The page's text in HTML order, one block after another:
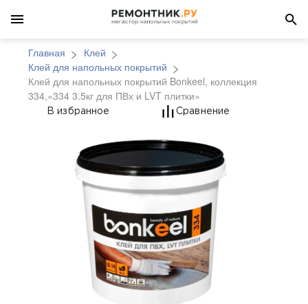
Главная
Клей
Клей для напольных покрытий
Клей для напольных покрытий Bonkeel, коллекция
334,«334 3.5кг для ПВх и LVT плитки»
Клей для напольных
В избранное Сравнение